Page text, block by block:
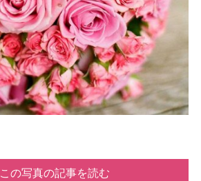
この写真の記事を読む